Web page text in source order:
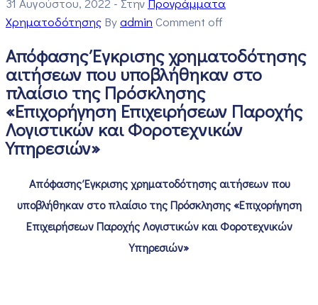
Χρηματοδότησης Byadmin Comment off
Απόφασης Έγκρισης χρηματοδότησης
αιτήσεων που υποβλήθηκαν στο
πλαίσιο της Πρόσκλησης
«Επιχορήγηση Επιχειρήσεων Παροχής
Λογιστικών και Φοροτεχνικών
Υπηρεσιών»
Απόφασης Έγκρισης χρηματοδότησης αιτήσεων που
υποβλήθηκαν στο πλαίσιο της Πρόσκλησης «Επιχορήγηση
Επιχειρήσεων Παροχής Λογιστικών και Φοροτεχνικών
Υπηρεσιών»